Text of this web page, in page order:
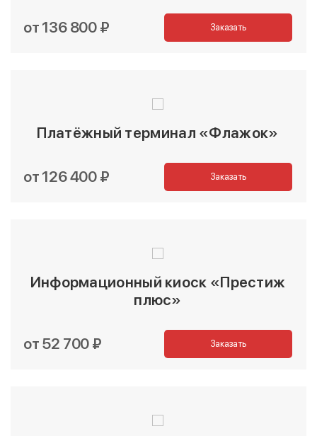
от 136 800 ₽ Заказать
Платёжный терминал «Флажок»
от 126 400 ₽ Заказать
Информационный киоск «Престиж
плюс»
от 52 700 ₽ Заказать